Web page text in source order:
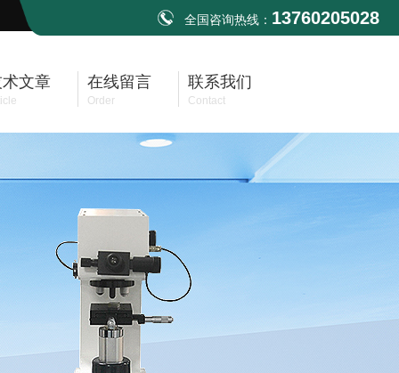
全国咨询热线： 13760205028
文章 在线留言
Order
联系我们
Contact